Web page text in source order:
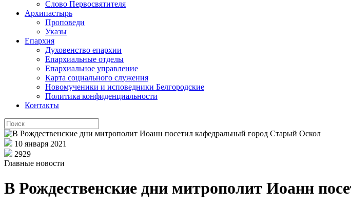
Слово Первосвятителя
Архипастырь
Проповеди
Указы
Епархия
Духовенство епархии
Епархиальные отделы
Епархиальное управление
Карта социального служения
Новомученики и исповедники Белгородские
Политика конфиденциальности
Контакты
10 января 2021
2929
Главные новости
В Рождественские дни митрополит Иоанн